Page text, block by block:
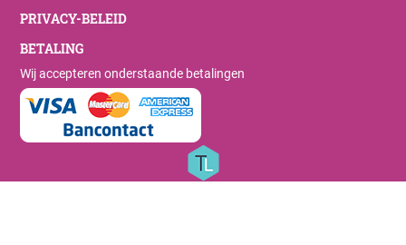
PRIVACY-BELEID
BETALING
Wij accepteren onderstaande betalingen